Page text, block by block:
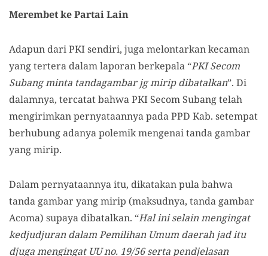
Merembet ke Partai Lain
Adapun dari PKI sendiri, juga melontarkan kecaman
yang tertera dalam laporan berkepala “PKI Secom
Subang minta tandagambar jg mirip dibatalkan”. Di
dalamnya, tercatat bahwa PKI Secom Subang telah
mengirimkan pernyataannya pada PPD Kab. setempat
berhubung adanya polemik mengenai tanda gambar
yang mirip.
Dalam pernyataannya itu, dikatakan pula bahwa
tanda gambar yang mirip (maksudnya, tanda gambar
Acoma) supaya dibatalkan. “Hal ini selain mengingat
kedjudjuran dalam Pemilihan Umum daerah jad itu
djuga mengingat UU no. 19/56 serta pendjelasan